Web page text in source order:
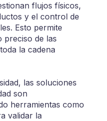
flujos físicos,
y el control de
Esto permite
preciso de las
la cadena
las soluciones
son
herramientas como
validar la